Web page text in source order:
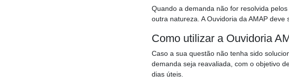
Quando a demanda não for resolvida
outra natureza. A Ouvidoria da AMAP
Como utilizar a Ouvidoria
Caso a sua questão não tenha sido
demanda seja reavaliada, com o objetivo
dias úteis.